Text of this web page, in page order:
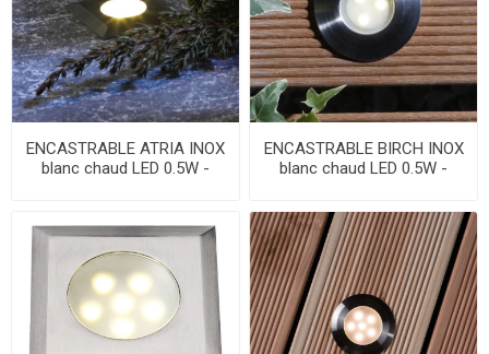
ENCASTRABLE ATRIA INOX
blanc chaud LED 0.5W -
ENCASTRABLE BIRCH INOX
blanc chaud LED 0.5W -